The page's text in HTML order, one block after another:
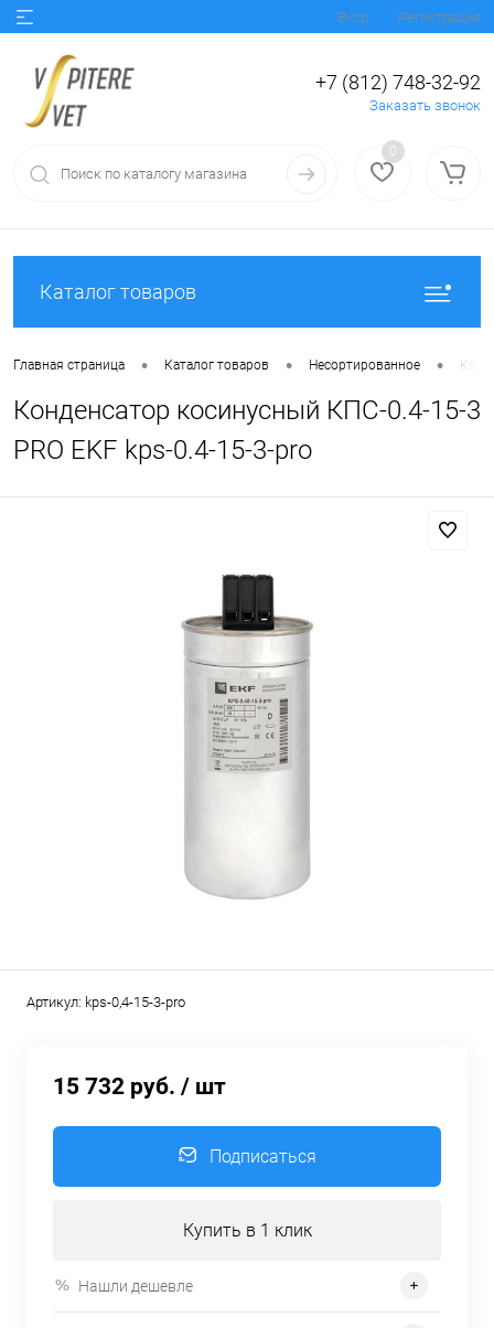
Вход Регистрация
+7 (812) 748-32-92
Заказать звонок
0
Каталог товаров
Главная страница • Каталог товаров • Несортированное •
Конденсатор косинусный КПС-0.4-15-3
PRO EKF kps-0.4-15-3-pro
Артикул: kps-0,4-15-3-pro
15 732 руб. / шт
Подписаться
Купить в 1 клик
Нашли дешевле